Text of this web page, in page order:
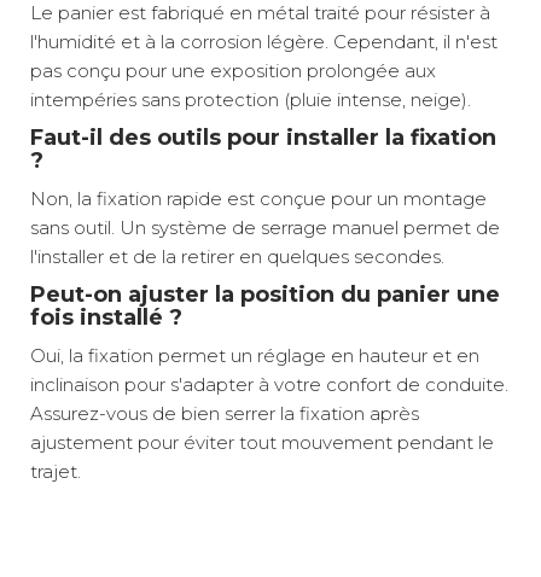
Le panier est fabriqué en métal traité pour résister à
l'humidité et à la corrosion légère. Cependant, il n'est
pas conçu pour une exposition prolongée aux
intempéries sans protection (pluie intense, neige).
Faut-il des outils pour installer la fixation
?
Non, la fixation rapide est conçue pour un montage
sans outil. Un système de serrage manuel permet de
l'installer et de la retirer en quelques secondes.
Peut-on ajuster la position du panier une
fois installé ?
Oui, la fixation permet un réglage en hauteur et en
inclinaison pour s'adapter à votre confort de conduite.
Assurez-vous de bien serrer la fixation après
ajustement pour éviter tout mouvement pendant le
trajet.